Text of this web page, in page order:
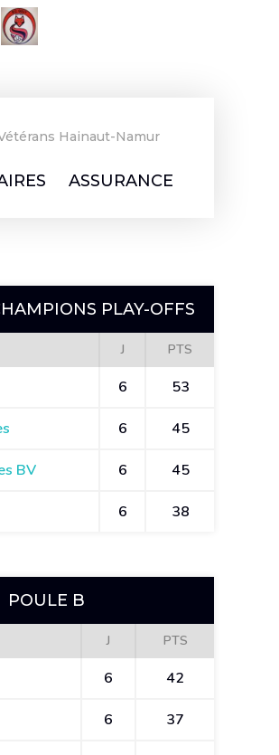
Hainaut-Namur
ASSURANCE
PLAY-OFFS
J PTS
6 53
6 45
BV 6 45
6 38
POULE B
J PTS
6 42
6 37